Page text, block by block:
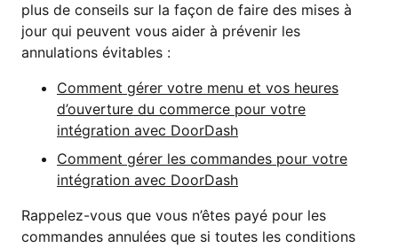
plus de conseils sur la façon de faire des mises à
jour qui peuvent vous aider à prévenir les
annulations évitables :
Comment gérer votre menu et vos heures
d’ouverture du commerce pour votre
intégration avec DoorDash
Comment gérer les commandes pour votre
intégration avec DoorDash
Rappelez-vous que vous n’êtes payé pour les
commandes annulées que si toutes les conditions